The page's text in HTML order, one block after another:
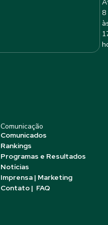
8
Comunicação
Comunicados
Rankings
Programas e Resultados
Notícias
Imprensa | Marketing
Contato | FAQ